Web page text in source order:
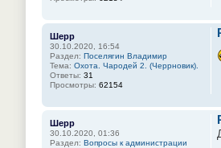
Шерр
30.10.2020, 16:54
Раздел: Поселягин Владимир
Тема: Охота. Чародей 2. (Черрновик).
Ответы: 31
Просмотры: 62154
Шерр
30.10.2020, 01:36
Раздел: Вопросы к администрации